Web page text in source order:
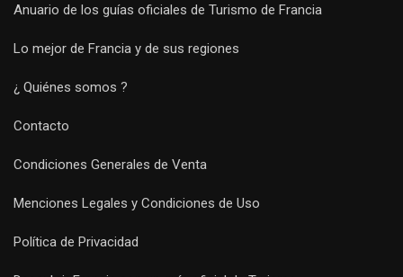
Anuario de los guías oficiales de Turismo de Francia
Lo mejor de Francia y de sus regiones
¿ Quiénes somos ?
Contacto
Condiciones Generales de Venta
Menciones Legales y Condiciones de Uso
Política de Privacidad